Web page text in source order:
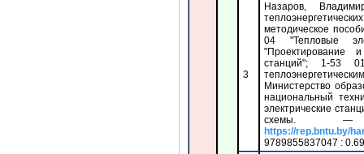
3
Назаров,
методическое
04 "Тепловые
"Проектирование
станций"; 1-53
Министерство
национальный
электрические
схемы.
https://rep.bntu.by/
9789855837047 :